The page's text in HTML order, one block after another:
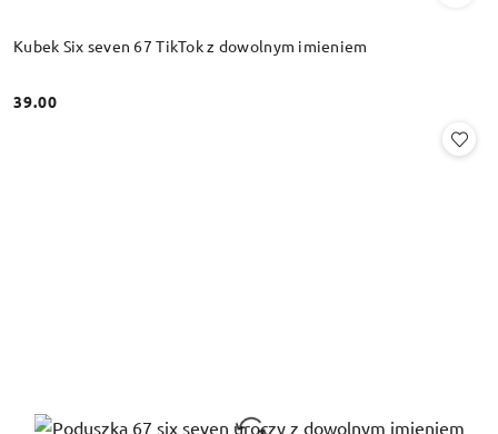
Kubek Six seven 67 TikTok z dowolnym imieniem
Cena:
39.00